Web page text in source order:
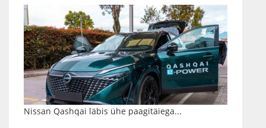
Nissan Qashqai läbis ühe paagitäiega...